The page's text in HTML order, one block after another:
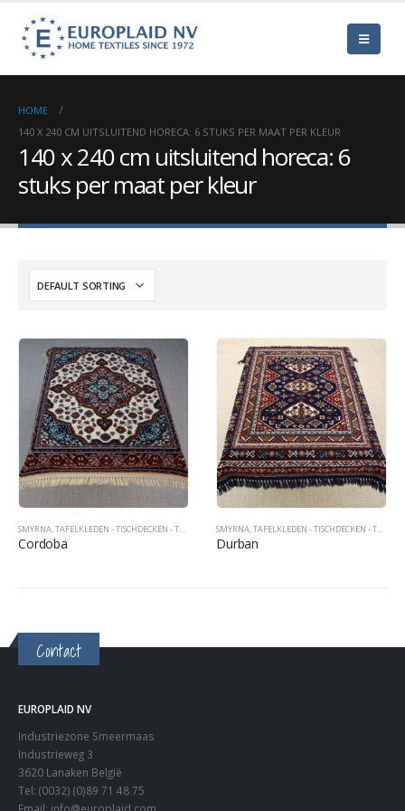
HOME
140 X 240 CM UITSLUITEND HORECA: 6 STUKS PER MAAT PER KLEUR
140 x 240 cm uitsluitend horeca: 6
stuks per maat per kleur
SMYRNA,TAFELKLEDEN - TISCHDECKEN - TABLECOVERS
Cordoba
SMYRNA,TAFELKLEDEN - TISCHDECKEN - TABLECOVERS
Durban
Contact
EUROPLAID NV
Industriezone Smeermaas
Industrieweg 3
3620 Lanaken België
Tel: (0032) (0)89 71 48 75
Email: info@europlaid.com